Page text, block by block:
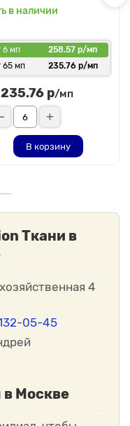
в наличии
6 мп
258.57 р/мп
65 мп
235.76 р/мп
235.76 р/мп
В корзину
Ткани в
4
05-45
Москве